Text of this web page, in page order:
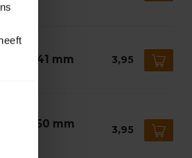
as Ø 41 mm 3,95
as Ø 50 mm 3,95